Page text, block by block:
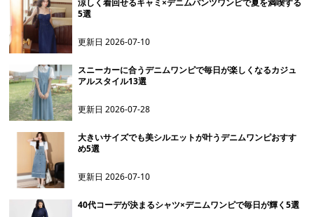
涼しく着回せるキャミ×デニムパンツワンピで夏を満喫する
5選
更新日2026-07-10
スニーカーに合うデニムワンピで毎日が楽しくなるカジュ
アルスタイル13選
更新日2026-07-28
大きいサイズでも美シルエットが叶うデニムワンピおすす
め5選
更新日2026-07-10
40代コーデが決まるシャツ×デニムワンピで毎日が輝く5選